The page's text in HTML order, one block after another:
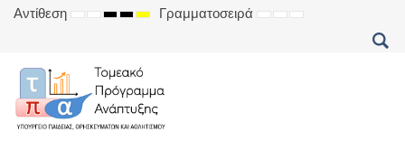
Αντίθεση
DEFAULT
NIGHT
HIGH
MODE
HIGH
MODE
HIGH
MODE
Γραμματοσειρά
SETSETSET